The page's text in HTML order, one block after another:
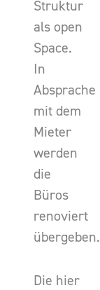
Struktur
als open
Space.
In
Absprache
mit dem
Mieter
werden
die
Büros
renoviert
übergeben.
Die hier